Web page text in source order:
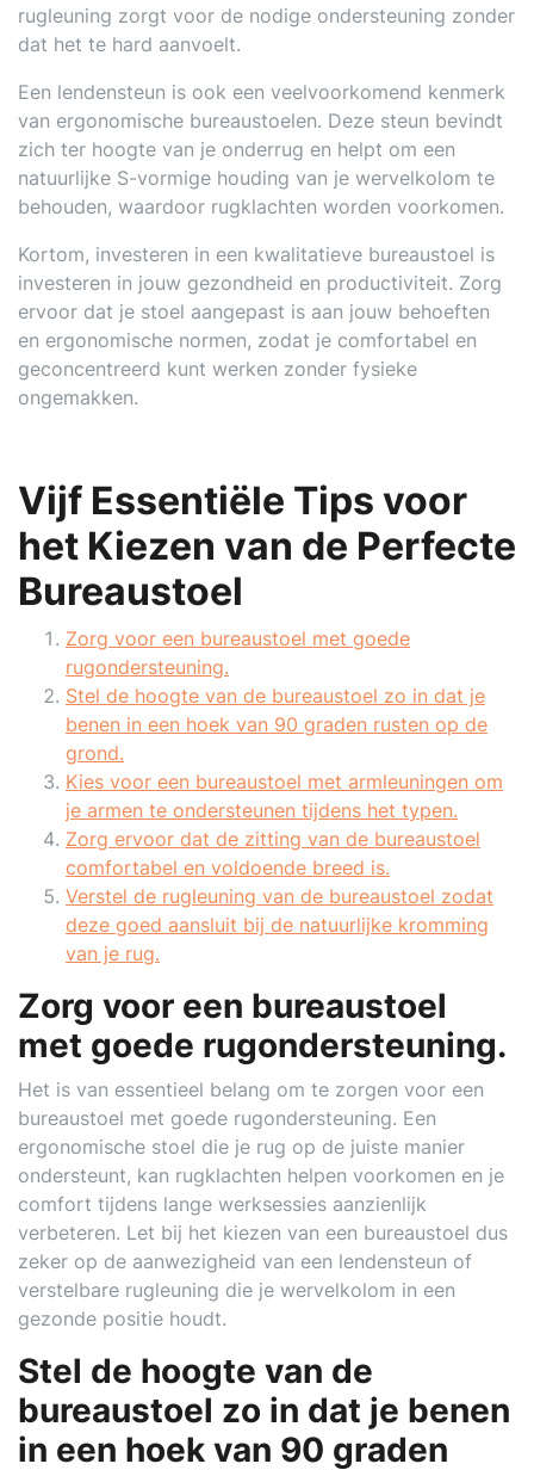
rugleuning zorgt voor de nodige ondersteuning zonder
dat het te hard aanvoelt.
Een lendensteun is ook een veelvoorkomend kenmerk
van ergonomische bureaustoelen. Deze steun bevindt
zich ter hoogte van je onderrug en helpt om een
natuurlijke S-vormige houding van je wervelkolom te
behouden, waardoor rugklachten worden voorkomen.
Kortom, investeren in een kwalitatieve bureaustoel is
investeren in jouw gezondheid en productiviteit. Zorg
ervoor dat je stoel aangepast is aan jouw behoeften
en ergonomische normen, zodat je comfortabel en
geconcentreerd kunt werken zonder fysieke
ongemakken.
Vijf Essentiële Tips voor
het Kiezen van de Perfecte
Bureaustoel
Zorg voor een bureaustoel met goede
rugondersteuning.
Stel de hoogte van de bureaustoel zo in dat je
benen in een hoek van 90 graden rusten op de
grond.
Kies voor een bureaustoel met armleuningen om
je armen te ondersteunen tijdens het typen.
Zorg ervoor dat de zitting van de bureaustoel
comfortabel en voldoende breed is.
Verstel de rugleuning van de bureaustoel zodat
deze goed aansluit bij de natuurlijke kromming
van je rug.
Zorg voor een bureaustoel
met goede rugondersteuning.
Het is van essentieel belang om te zorgen voor een
bureaustoel met goede rugondersteuning. Een
ergonomische stoel die je rug op de juiste manier
ondersteunt, kan rugklachten helpen voorkomen en je
comfort tijdens lange werksessies aanzienlijk
verbeteren. Let bij het kiezen van een bureaustoel dus
zeker op de aanwezigheid van een lendensteun of
verstelbare rugleuning die je wervelkolom in een
gezonde positie houdt.
Stel de hoogte van de
bureaustoel zo in dat je benen
in een hoek van 90 graden